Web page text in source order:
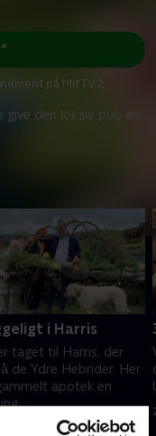
give den lokale pub en
på Mit TV 2.
i Harris
taget til Harris, der
de Ydre Hebrider. Her
apotek en
• 29 min